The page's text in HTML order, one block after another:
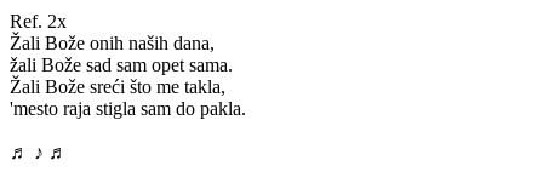
Ref. 2x
Žali Bože onih naših dana,
žali Bože sad sam opet sama.
Žali Bože sreći što me takla,
'mesto raja stigla sam do pakla.
♬ ♪ ♬